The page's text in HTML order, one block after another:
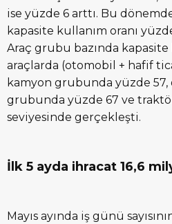
ise yüzde 6 arttı. Bu
kapasite kullanım oranı
Araç grubu bazında
araçlarda (otomobil + hafif
kamyon grubunda yüzde
grubunda yüzde 67 ve
seviyesinde gerçekleşti.
İlk 5 ayda ihracat 16,6
Mayıs ayında iş günü